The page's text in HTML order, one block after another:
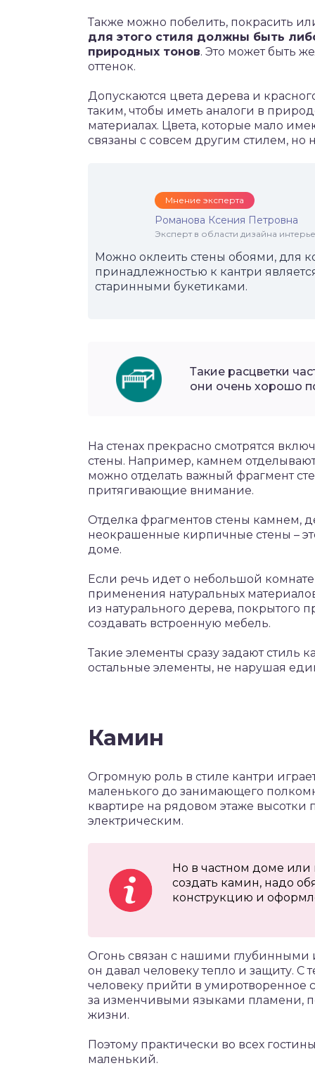
Также можно побелить, покрасить
для этого стиля должны быть
природных тонов. Это может быть
оттенок.
Допускаются цвета дерева и
таким, чтобы иметь аналоги в
материалах. Цвета, которые мало
связаны с совсем другим стилем, но
Мнение эксперта
Романова Ксения Петровна
Эксперт в области дизайна
Можно оклеить стены обоями, для
принадлежностью к кантри
старинными букетиками.
Такие расцветки
они очень хорошо
На стенах прекрасно смотрятся
стены. Например, камнем
можно отделать важный фрагмент
притягивающие внимание.
Отделка фрагментов стены камнем,
неокрашенные кирпичные стены –
доме.
Если речь идет о небольшой
применения натуральных
из натурального дерева, покрытого
создавать встроенную мебель.
Такие элементы сразу задают стиль
остальные элементы, не нарушая
Камин
Огромную роль в стиле кантри
маленького до занимающего
квартире на рядовом этаже высотки
электрическим.
Но в частном доме или
создать камин, надо
конструкцию и
Огонь связан с нашими глубинными
он давал человеку тепло и защиту. С
человеку прийти в умиротворенное
за изменчивыми языками пламени,
жизни.
Поэтому практически во всех
маленький.